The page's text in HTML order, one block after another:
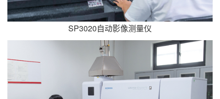
SP3020自动影像测量仪